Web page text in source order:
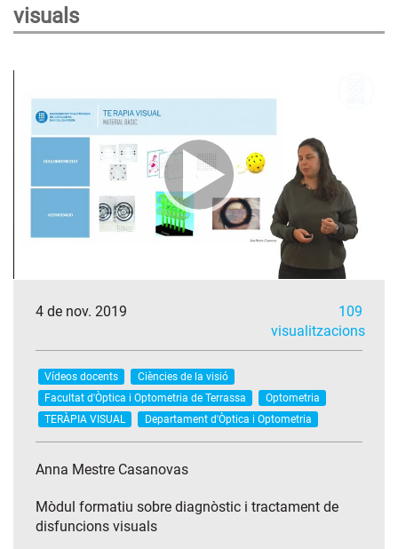
visuals
4 de nov. 2019
109
visualitzacions
Vídeos docents
Ciències de la visió
Facultat d'Òptica i Optometria de Terrassa
Optometria
TERÀPIA VISUAL
Departament d'Òptica i Optometria
Anna Mestre Casanovas
Mòdul formatiu sobre diagnòstic i tractament de
disfuncions visuals